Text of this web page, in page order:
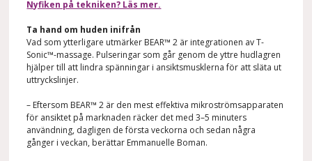
Nyfiken på tekniken? Läs mer.
Ta hand om huden inifrån
Vad som ytterligare utmärker BEAR™ 2 är integrationen av T-
Sonic™-massage. Pulseringar som går genom de yttre hudlagren
hjälper till att lindra spänningar i ansiktsmusklerna för att släta ut
uttryckslinjer.
– Eftersom BEAR™ 2 är den mest effektiva mikroströmsapparaten
för ansiktet på marknaden räcker det med 3–5 minuters
användning, dagligen de första veckorna och sedan några
gånger i veckan, berättar Emmanuelle Boman.